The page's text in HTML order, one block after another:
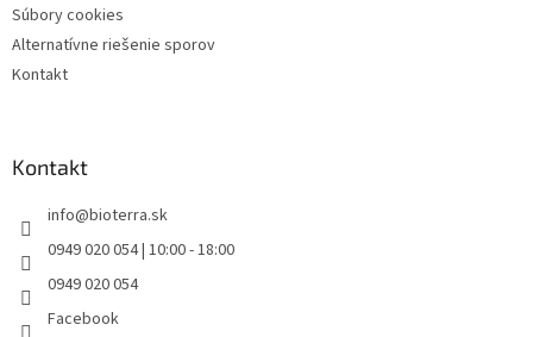
Súbory cookies
Alternatívne riešenie sporov
Kontakt
Kontakt
info@bioterra.sk
0949 020 054 | 10:00 - 18:00
0949 020 054
Facebook